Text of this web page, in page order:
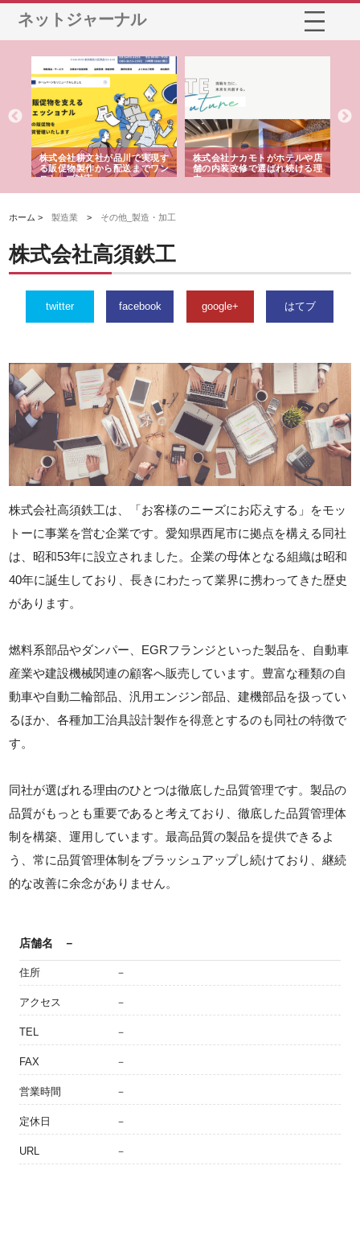
ネットジャーナル
株式会社耕文社が品川で実現す
る販促物製作から配送までワン
ストップ対応
株式会社ナカモトがホテルや店
舗の内装改修で選ばれ続ける理
由
ホーム >製造業 > その他_製造・加工
株式会社高須鉄工
twitter facebook google+ はてブ
株式会社高須鉄工は、「お客様のニーズにお応えする」をモッ
トーに事業を営む企業です。愛知県西尾市に拠点を構える同社
は、昭和53年に設立されました。企業の母体となる組織は昭和
40年に誕生しており、長きにわたって業界に携わってきた歴史
があります。
燃料系部品やダンパー、EGRフランジといった製品を、自動車
産業や建設機械関連の顧客へ販売しています。豊富な種類の自
動車や自動二輪部品、汎用エンジン部品、建機部品を扱ってい
るほか、各種加工治具設計製作を得意とするのも同社の特徴で
す。
同社が選ばれる理由のひとつは徹底した品質管理です。製品の
品質がもっとも重要であると考えており、徹底した品質管理体
制を構築、運用しています。最高品質の製品を提供できるよ
う、常に品質管理体制をブラッシュアップし続けており、継続
的な改善に余念がありません。
店舗名 －
住所 －
アクセス －
TEL －
FAX －
営業時間 －
定休日 －
URL －